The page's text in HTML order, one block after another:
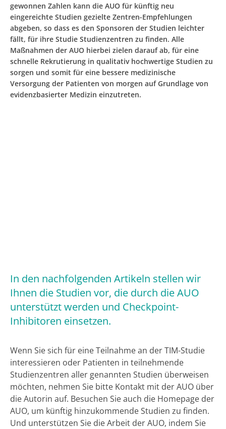
gewonnen Zahlen kann die AUO für künftig neu
eingereichte Studien gezielte Zentren-Empfehlungen
abgeben, so dass es den Sponsoren der Studien leichter
fällt, für ihre Studie Studienzentren zu finden. Alle
Maßnahmen der AUO hierbei zielen darauf ab, für eine
schnelle Rekrutierung in qualitativ hochwertige Studien zu
sorgen und somit für eine bessere medizinische
Versorgung der Patienten von morgen auf Grundlage von
evidenzbasierter Medizin einzutreten.
In den nachfolgenden Artikeln stellen wir
Ihnen die Studien vor, die durch die AUO
unterstützt werden und Checkpoint-
Inhibitoren einsetzen.
Wenn Sie sich für eine Teilnahme an der TIM-Studie
interessieren oder Patienten in teilnehmende
Studienzentren aller genannten Studien überweisen
möchten, nehmen Sie bitte Kontakt mit der AUO über
die Autorin auf. Besuchen Sie auch die Homepage der
AUO, um künftig hinzukommende Studien zu finden.
Und unterstützen Sie die Arbeit der AUO, indem Sie